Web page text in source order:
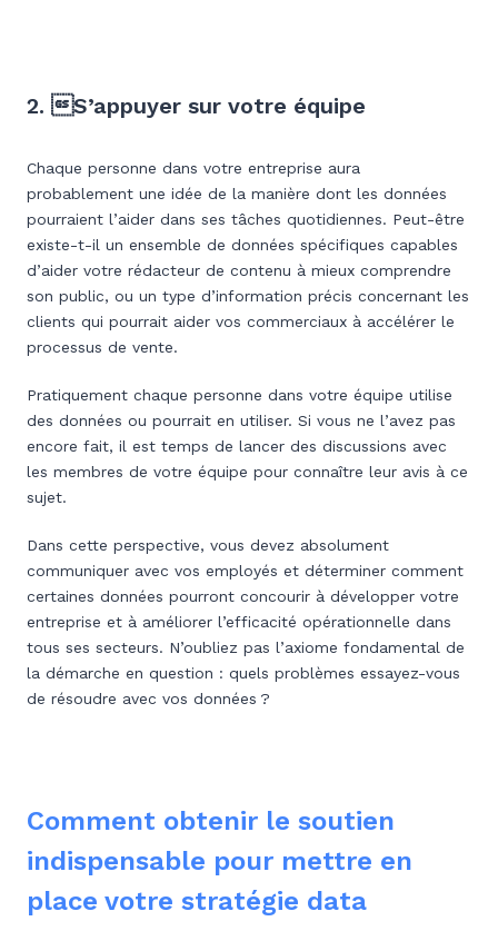
2. S’appuyer sur votre équipe
Chaque personne dans votre entreprise aura
probablement une idée de la manière dont les données
pourraient l’aider dans ses tâches quotidiennes. Peut-être
existe-t-il un ensemble de données spécifiques capables
d’aider votre rédacteur de contenu à mieux comprendre
son public, ou un type d’information précis concernant les
clients qui pourrait aider vos commerciaux à accélérer le
processus de vente.
Pratiquement chaque personne dans votre équipe utilise
des données ou pourrait en utiliser. Si vous ne l’avez pas
encore fait, il est temps de lancer des discussions avec
les membres de votre équipe pour connaître leur avis à ce
sujet.
Dans cette perspective, vous devez absolument
communiquer avec vos employés et déterminer comment
certaines données pourront concourir à développer votre
entreprise et à améliorer l’efficacité opérationnelle dans
tous ses secteurs. N’oubliez pas l’axiome fondamental de
la démarche en question : quels problèmes essayez-vous
de résoudre avec vos données ?
Comment obtenir le soutien
indispensable pour mettre en
place votre stratégie data